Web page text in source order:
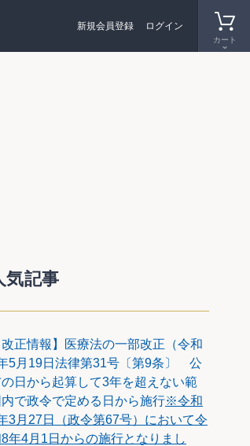
カート
新規会員登録 ログイン
気記事
改正情報】医療法の一部改正（令和
5月19日法律第31号〔第9条〕 公
日から起算して3年を超えない範
内で政令で定める日から施行※令和
3月27日（政令第67号）において令
年4月1日からの施行となりまし